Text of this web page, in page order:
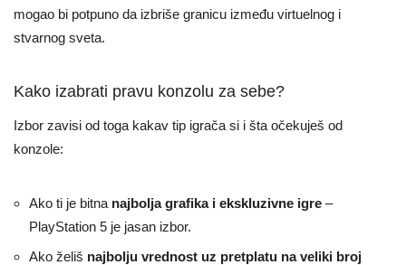
mogao bi potpuno da izbriše granicu između virtuelnog i
stvarnog sveta.
Kako izabrati pravu konzolu za sebe?
Izbor zavisi od toga kakav tip igrača si i šta očekuješ od
konzole:
Ako ti je bitna najbolja grafika i ekskluzivne igre –
PlayStation 5 je jasan izbor.
Ako želiš najbolju vrednost uz pretplatu na veliki broj